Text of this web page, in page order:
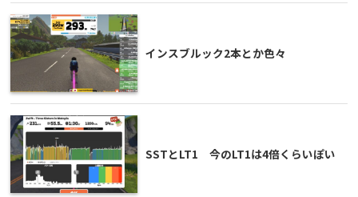
インスブルック2本とか色々
SSTとLT1 今のLT1は4倍くらいぽい